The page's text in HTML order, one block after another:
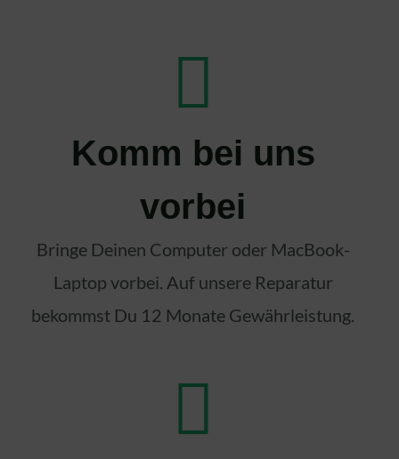
Komm bei uns
vorbei
Bringe Deinen Computer oder MacBook-
Laptop vorbei. Auf unsere Reparatur
bekommst Du 12 Monate Gewährleistung.